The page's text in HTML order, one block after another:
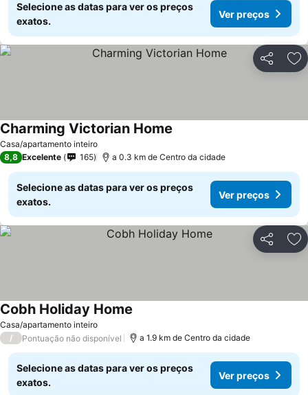
Selecione as datas para ver os preços
exatos.
Ver preços
Partilhar
Casa/apartamento inteiro
Charming Victorian Home
8,8 Excelente 165 a 0.3 km de Centro da cidade
Selecione as datas para ver os preços
exatos.
Ver preços
Partilhar
Casa/apartamento inteiro
Cobh Holiday Home
/ Pontuação não disponível a 1.9 km de Centro da cidade
Selecione as datas para ver os preços
exatos.
Ver preços